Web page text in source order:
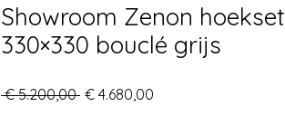
Showroom Zenon hoekset
330×330 bouclé grijs
€ 5.200,00 Normale
€ 4.680,00